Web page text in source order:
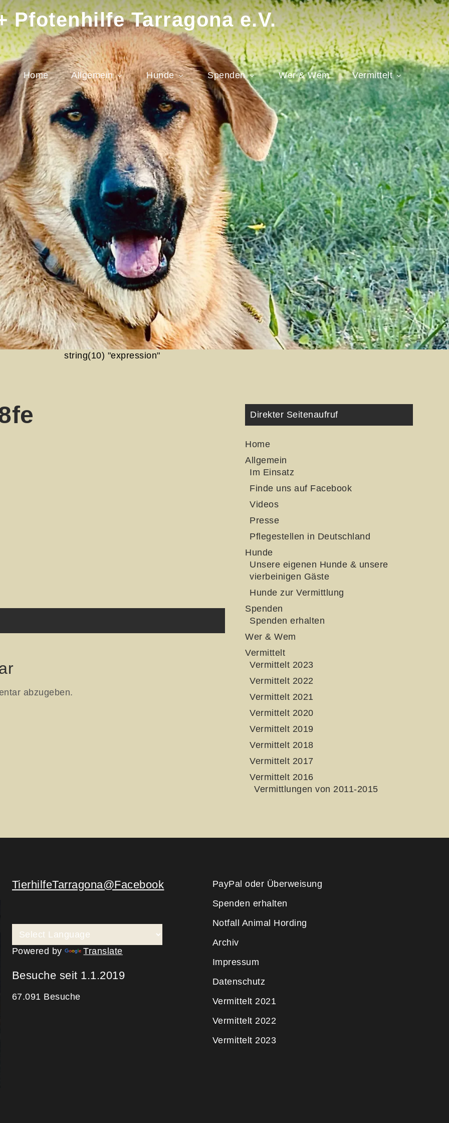
Pfotenhilfe Tarragona e.V.
Home Allgemein Hunde Spenden Wer & Wem Vermittelt
string(10) "expression"
abzugeben.
Direkter Seitenaufruf
Home
Allgemein
Im Einsatz
Finde uns auf Facebook
Videos
Presse
Pflegestellen in Deutschland
Hunde
Unsere eigenen Hunde & unsere
vierbeinigen Gäste
Hunde zur Vermittlung
Spenden
Spenden erhalten
Wer & Wem
Vermittelt
Vermittelt 2023
Vermittelt 2022
Vermittelt 2021
Vermittelt 2020
Vermittelt 2019
Vermittelt 2018
Vermittelt 2017
Vermittelt 2016
Vermittlungen von 2011-2015
TierhilfeTarragona@Facebook
Powered by Translate
Besuche seit 1.1.2019
67.091 Besuche
PayPal oder Überweisung
Spenden erhalten
Notfall Animal Hording
Archiv
Impressum
Datenschutz
Vermittelt 2021
Vermittelt 2022
Vermittelt 2023